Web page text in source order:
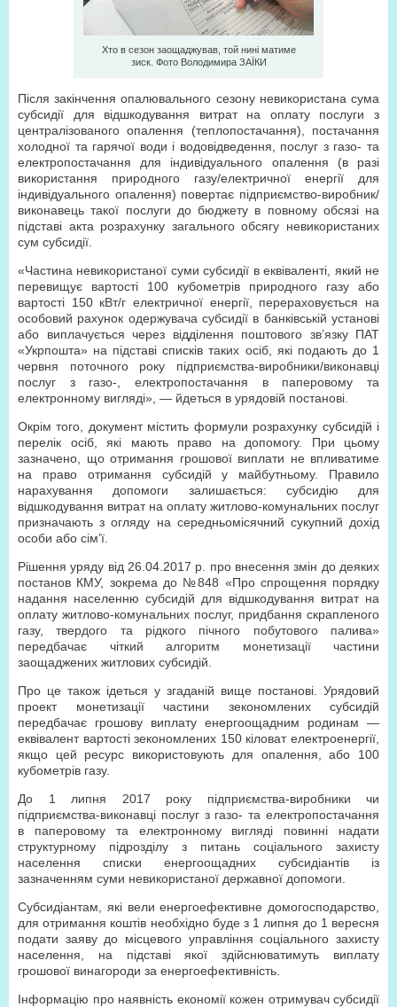
Хто в сезон заощаджував, той нині матиме
зиск. Фото Володимира ЗAЇКИ
Після закінчення опалювального сезону невикористана сума
субсидії для відшкодування витрат на оплату послуги з
централізованого опалення (теплопостачання), постачання
холодної та гарячої води і водовідведення, послуг з газо- та
електропостачання для індивідуального опалення (в разі
використання природного газу/електричної енергії для
індивідуального опалення) повертає підприємство-виробник/
виконавець такої послуги до бюджету в повному обсязі на
підставі акта розрахунку загального обсягу невикористаних
сум субсидії.
«Частина невикористаної суми субсидії в еквіваленті, який не
перевищує вартості 100 кубометрів природного газу або
вартості 150 кВт/г електричної енергії, перераховується на
особовий рахунок одержувача субсидії в банківській установі
або виплачується через відділення поштового зв’язку ПАТ
«Укрпошта» на підставі списків таких осіб, які подають до 1
червня поточного року підприємства-виробники/виконавці
послуг з газо-, електропостачання в паперовому та
електронному вигляді», — йдеться в урядовій постанові.
Окрім того, документ містить формули розрахунку субсидій і
перелік осіб, які мають право на допомогу. При цьому
зазначено, що отримання грошової виплати не впливатиме
на право отримання субсидій у майбутньому. Правило
нарахування допомоги залишається: субсидію для
відшкодування витрат на оплату житлово-комунальних послуг
призначають з огляду на середньомісячний сукупний дохід
особи або сім’ї.
Рішення уряду від 26.04.2017 р. про внесення змін до деяких
постанов КМУ, зокрема до №848 «Про спрощення порядку
надання населенню субсидій для відшкодування витрат на
оплату житлово-комунальних послуг, придбання скрапленого
газу, твердого та рідкого пічного побутового палива»
передбачає чіткий алгоритм монетизації частини
заощаджених житлових субсидій.
Про це також ідеться у згаданій вище постанові. Урядовий
проект монетизації частини зекономлених субсидій
передбачає грошову виплату енергоощадним родинам —
еквівалент вартості зекономлених 150 кіловат електроенергії,
якщо цей ресурс використовують для опалення, або 100
кубометрів газу.
До 1 липня 2017 року підприємства-виробники чи
підприємства-виконавці послуг з газо- та електропостачання
в паперовому та електронному вигляді повинні надати
структурному підрозділу з питань соціального захисту
населення списки енергоощадних субсидіантів із
зазначенням суми невикористаної державної допомоги.
Субсидіантам, які вели енергоефективне домогосподарство,
для отримання коштів необхідно буде з 1 липня до 1 вересня
подати заяву до місцевого управління соціального захисту
населення, на підставі якої здійснюватимуть виплату
грошової винагороди за енергоефективність.
Інформацію про наявність економії кожен отримувач субсидії